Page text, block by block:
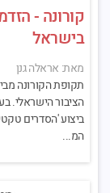
קורונה -
בישראל
מאת: אראלה גנן
תקופת הקורונה
הציבור הישראלי.
ביצוע 'הסדרים
המ...